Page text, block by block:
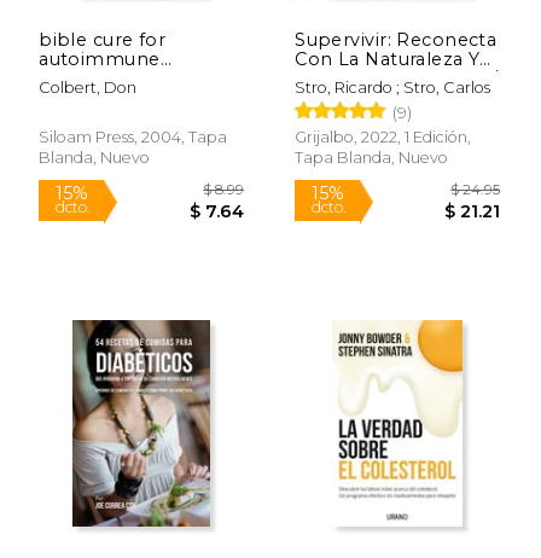
50%
dcto. $ 25.95
50%
dcto.
bible cure for
autoimmune
disorders (en Inglés)
Colbert, Don
Siloam Press, 2004, Tapa
Blanda, Nuevo
Supervivir: Reconecta
Con La Naturaleza Y
Aleja La Enfermedad /
Survival. Go Bac K to
the Origin and
Recover Your Health
Stro, Ricardo ; Stro, Carlos
(9)
Grijalbo, 2022, 1 Edición,
Tapa Blanda, Nuevo